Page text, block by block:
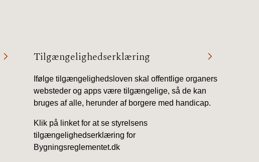
Tilgængelighedserklæring
Ifølge tilgængelighedsloven skal offentlige organers
websteder og apps være tilgængelige, så de kan
bruges af alle, herunder af borgere med handicap.
Klik på linket for at se styrelsens
tilgængelighedserklæring for
Bygningsreglementet.dk